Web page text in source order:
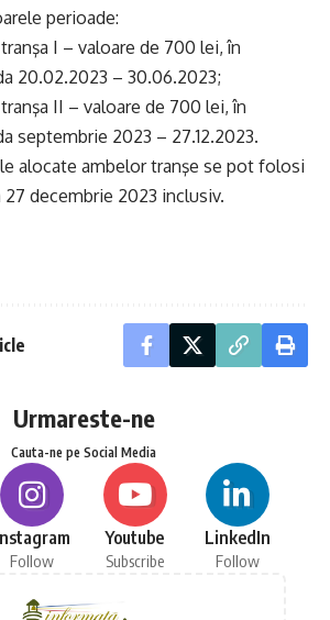
perioade:
I – valoare de 700 lei, în
20.02.2023 – 30.06.2023;
II – valoare de 700 lei, în
septembrie 2023 – 27.12.2023.
alocate ambelor tranşe se pot folosi
27 decembrie 2023 inclusiv.
Urmareste-ne
Cauta-ne pe Social Media
Follow
Youtube
Subscribe
LinkedIn
Follow